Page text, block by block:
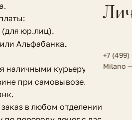
Весь
+7
Milano
(для юр.лиц).
Альфабанка.
наличными курьеру при
при самовывозе.
в любом отделении